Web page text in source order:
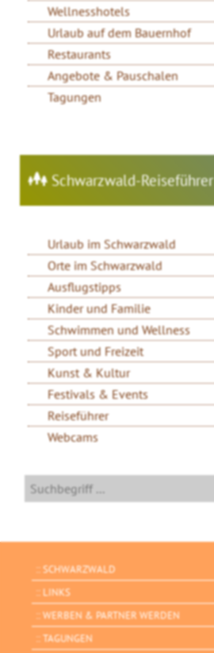
Wellnesshotels
Urlaub auf dem Bauernhof
Restaurants
Angebote & Pauschalen
Tagungen
Schwarzwald-Reiseführer
Urlaub im Schwarzwald
Orte im Schwarzwald
Ausflugstipps
Kinder und Familie
Schwimmen und Wellness
Sport und Freizeit
Kunst & Kultur
Festivals & Events
Reiseführer
Webcams
SCHWARZWALD
LINKS
WERBEN & PARTNER WERDEN
TAGUNGEN